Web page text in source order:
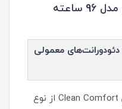
کرمی مردانه داو کلینیکال مدل 96 ساعته
دئودورانت‌های معمولی
- دئودورانت مردانه داو کلینیکال Clean Comfort از نوع